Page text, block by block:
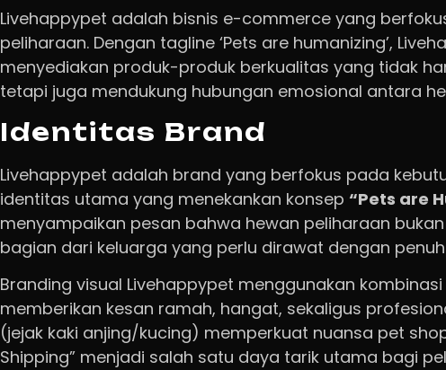
Livehappypet adalah bisnis e-commerce yang
peliharaan. Dengan tagline ‘Pets are humanizing’,
menyediakan produk-produk berkualitas yang tidak
tetapi juga mendukung hubungan emosional antara
Identitas Brand
Livehappypet adalah brand yang berfokus pada
identitas utama yang menekankan konsep “Pets are
menyampaikan pesan bahwa hewan peliharaan
bagian dari keluarga yang perlu dirawat dengan
Branding visual Livehappypet menggunakan
memberikan kesan ramah, hangat, sekaligus
(jejak kaki anjing/kucing) memperkuat nuansa pet
Shipping” menjadi salah satu daya tarik utama bagi